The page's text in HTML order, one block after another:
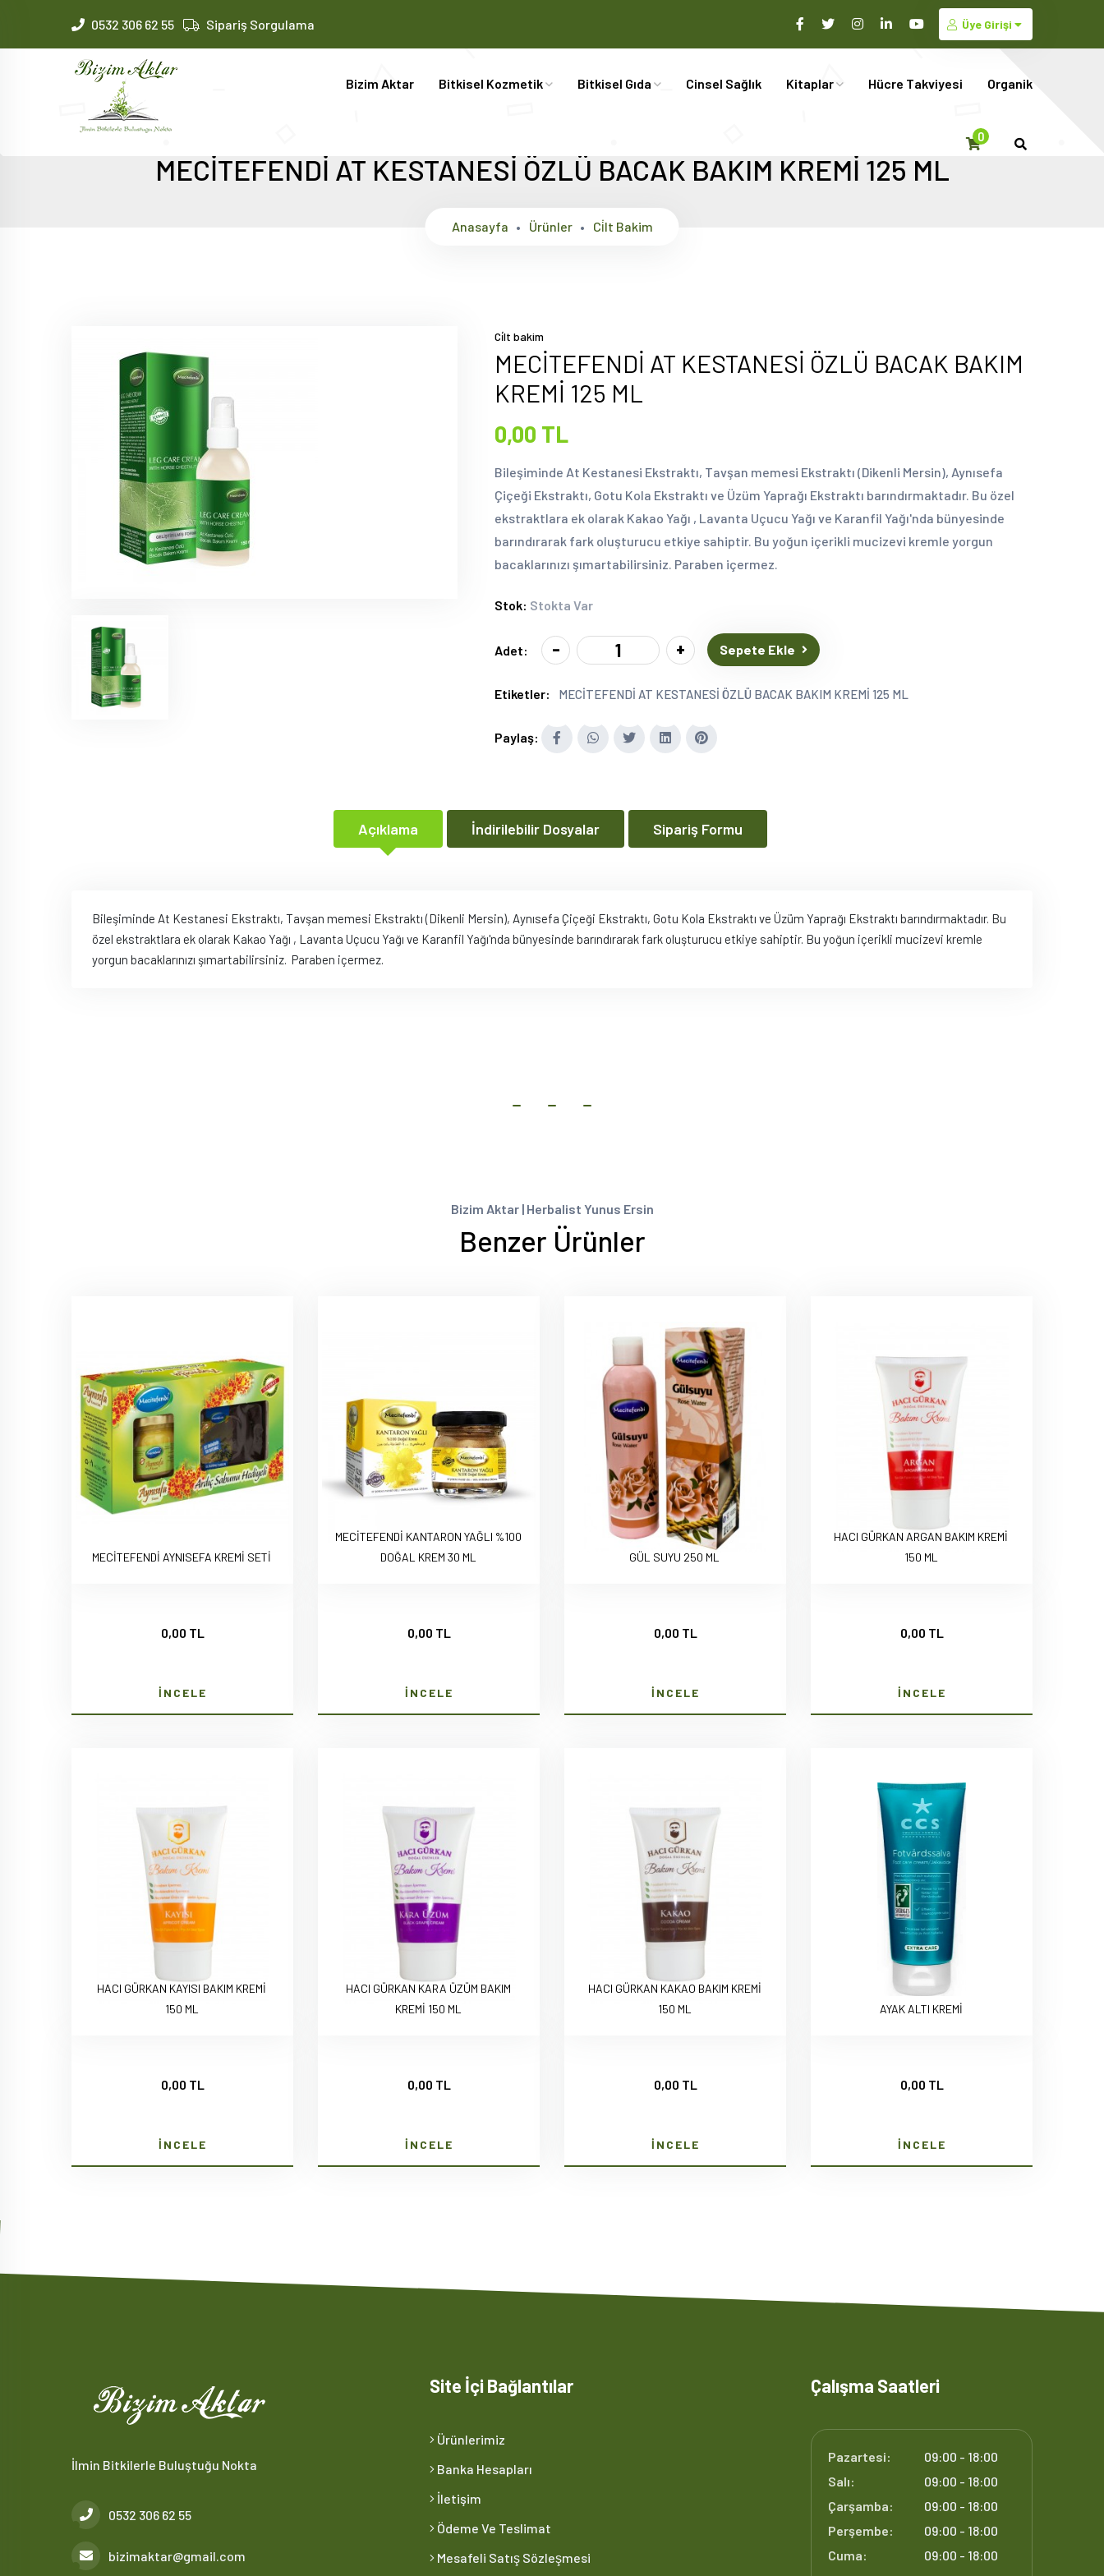
0532 306 62 55 Sipariş Sorgulama Üye Girişi
Bizim Aktar Bitkisel Kozmetik Bitkisel Gıda Cinsel Sağlık Kitaplar Hücre Takviyesi Organik
0
MECİTEFENDİ AT KESTANESİ ÖZLÜ BACAK BAKIM KREMİ 125 ML
Anasayfa Ürünler Ci̇lt Bakim
Ci̇lt bakim
MECİTEFENDİ AT KESTANESİ ÖZLÜ BACAK BAKIM
KREMİ 125 ML
0,00 TL
Bileşiminde At Kestanesi Ekstraktı, Tavşan memesi Ekstraktı (Dikenli Mersin), Aynısefa
Çiçeği Ekstraktı, Gotu Kola Ekstraktı ve Üzüm Yaprağı Ekstraktı barındırmaktadır. Bu özel
ekstraktlara ek olarak Kakao Yağı , Lavanta Uçucu Yağı ve Karanfil Yağı'nda bünyesinde
barındırarak fark oluşturucu etkiye sahiptir. Bu yoğun içerikli mucizevi kremle yorgun
bacaklarınızı şımartabilirsiniz. Paraben içermez.
Stok: Stokta Var
Adet: - + Sepete Ekle
Etiketler: MECİTEFENDİ AT KESTANESİ ÖZLÜ BACAK BAKIM KREMİ 125 ML
Paylaş:
Açıklama İndirilebilir Dosyalar Sipariş Formu
Bileşiminde At Kestanesi Ekstraktı, Tavşan memesi Ekstraktı (Dikenli Mersin), Aynısefa Çiçeği Ekstraktı, Gotu Kola Ekstraktı ve Üzüm Yaprağı Ekstraktı barındırmaktadır. Bu
özel ekstraktlara ek olarak Kakao Yağı , Lavanta Uçucu Yağı ve Karanfil Yağı'nda bünyesinde barındırarak fark oluşturucu etkiye sahiptir. Bu yoğun içerikli mucizevi kremle
yorgun bacaklarınızı şımartabilirsiniz. Paraben içermez.
Bizim Aktar | Herbalist Yunus Ersin
Benzer Ürünler
MECİTEFENDİ AYNISEFA KREMİ SETİ
0,00 TL
İNCELE
MECİTEFENDİ KANTARON YAĞLI %100
DOĞAL KREM 30 ML
0,00 TL
İNCELE
GÜL SUYU 250 ML
0,00 TL
İNCELE
HACI GÜRKAN ARGAN BAKIM KREMİ
150 ML
0,00 TL
İNCELE
HACI GÜRKAN KAYISI BAKIM KREMİ
150 ML
0,00 TL
İNCELE
HACI GÜRKAN KARA ÜZÜM BAKIM
KREMİ 150 ML
0,00 TL
İNCELE
HACI GÜRKAN KAKAO BAKIM KREMİ
150 ML
0,00 TL
İNCELE
AYAK ALTI KREMİ
0,00 TL
İNCELE
İlmin Bitkilerle Buluştuğu Nokta
0532 306 62 55
bizimaktar@gmail.com
Site İçi Bağlantılar
Ürünlerimiz
Banka Hesapları
İletişim
Ödeme Ve Teslimat
Mesafeli Satış Sözleşmesi
Çalışma Saatleri
Pazartesi:
09:00 - 18:00
Salı:
09:00 - 18:00
Çarşamba:
09:00 - 18:00
Perşembe:
09:00 - 18:00
Cuma:
09:00 - 18:00